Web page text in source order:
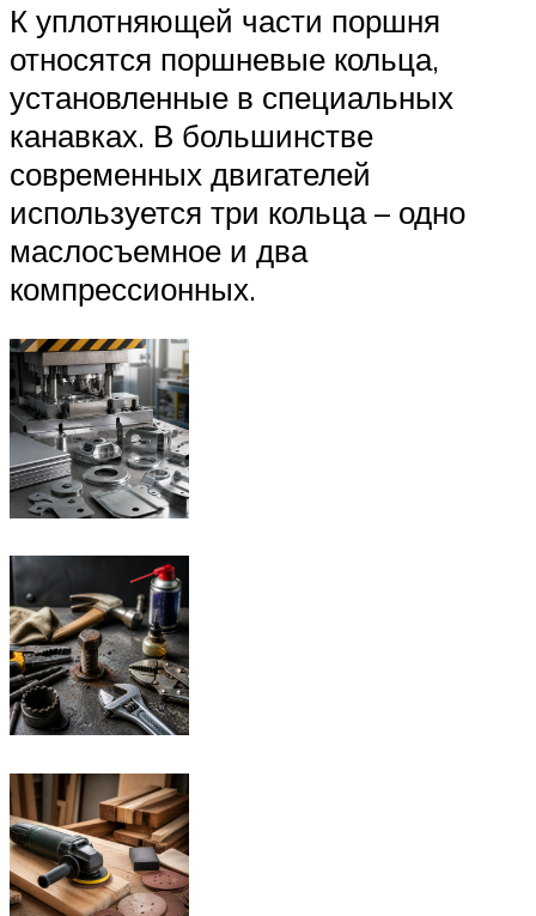
К уплотняющей части поршня
относятся поршневые кольца,
установленные в специальных
канавках. В большинстве
современных двигателей
используется три кольца – одно
маслосъемное и два
компрессионных.